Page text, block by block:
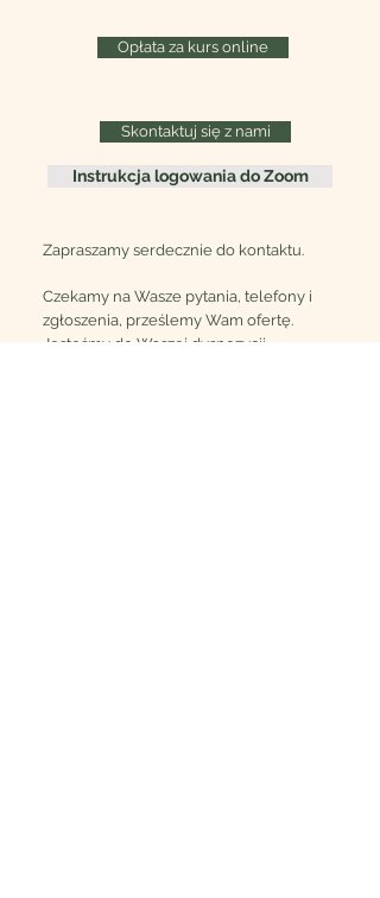
Opłata za kurs online
Skontaktuj się z nami
Instrukcja logowania do Zoom
Zapraszamy serdecznie do kontaktu.
Czekamy na Wasze pytania, telefony i
zgłoszenia, prześlemy Wam ofertę.
Jesteśmy do Waszej dyspozycji.